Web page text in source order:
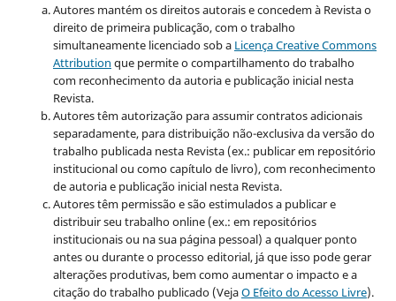
Autores mantém os direitos autorais e concedem à Revista o
direito de primeira publicação, com o trabalho
simultaneamente licenciado sob a Licença Creative Commons
Attribution que permite o compartilhamento do trabalho
com reconhecimento da autoria e publicação inicial nesta
Revista.
Autores têm autorização para assumir contratos adicionais
separadamente, para distribuição não-exclusiva da versão do
trabalho publicada nesta Revista (ex.: publicar em repositório
institucional ou como capítulo de livro), com reconhecimento
de autoria e publicação inicial nesta Revista.
Autores têm permissão e são estimulados a publicar e
distribuir seu trabalho online (ex.: em repositórios
institucionais ou na sua página pessoal) a qualquer ponto
antes ou durante o processo editorial, já que isso pode gerar
alterações produtivas, bem como aumentar o impacto e a
citação do trabalho publicado (VejaO Efeito do Acesso Livre).